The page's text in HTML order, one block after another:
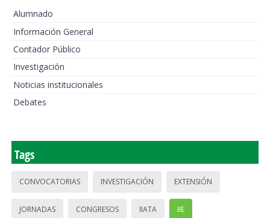
Alumnado
Información General
Contador Público
Investigación
Noticias institucionales
Debates
Tags
CONVOCATORIAS INVESTIGACIÓN EXTENSIÓN
JORNADAS CONGRESOS IIATA IIE